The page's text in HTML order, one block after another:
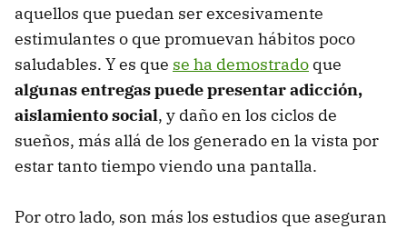
aquellos que puedan ser excesivamente
estimulantes o que promuevan hábitos poco
saludables. Y es que se ha demostrado que
algunas entregas puede presentar adicción,
aislamiento social, y daño en los ciclos de
sueños, más allá de los generado en la vista por
estar tanto tiempo viendo una pantalla.
Por otro lado, son más los estudios que aseguran